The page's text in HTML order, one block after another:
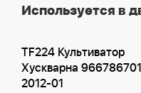
Используется в
TF224 Культиватор
Хускварна 966786701
2012-01